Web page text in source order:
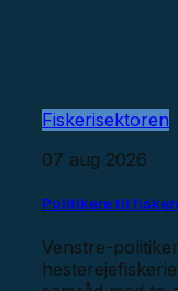
Fiskerisektoren
07 aug 2026
Politikere til
Venstre-